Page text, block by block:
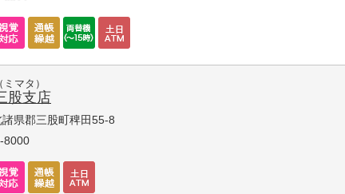
（ミマタ）
股支店
県郡三股町稗田55-8
8000